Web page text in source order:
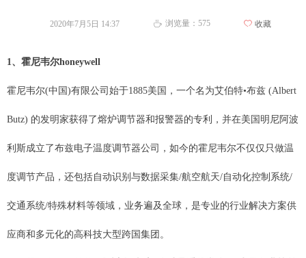
1、霍尼韦尔honeywell
霍尼韦尔(中国)有限公司始于1885美国，一个名为艾伯特•布兹 (Albert
Butz) 的发明家获得了熔炉调节器和报警器的专利，并在美国明尼阿波
利斯成立了布兹电子温度调节器公司，如今的霍尼韦尔不仅仅只做温
度调节产品，还包括自动识别与数据采集/航空航天/自动化控制系统/
交通系统/特殊材料等领域，业务遍及全球，是专业的行业解决方案供
应商和多元化的高科技大型跨国集团。
2020年7月5日 14:37 ꄘ 浏览量： 575 ꄀ 收藏